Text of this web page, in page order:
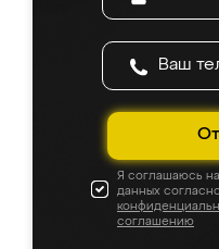
Я соглашаюсь
данных
соглашению